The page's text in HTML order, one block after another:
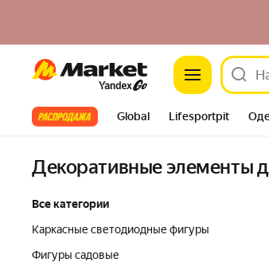
Market
Все хиты Global Lifesportpit
Декоративные элементы
Все категории
Каркасные светодиодные фигуры
Фигуры садовые